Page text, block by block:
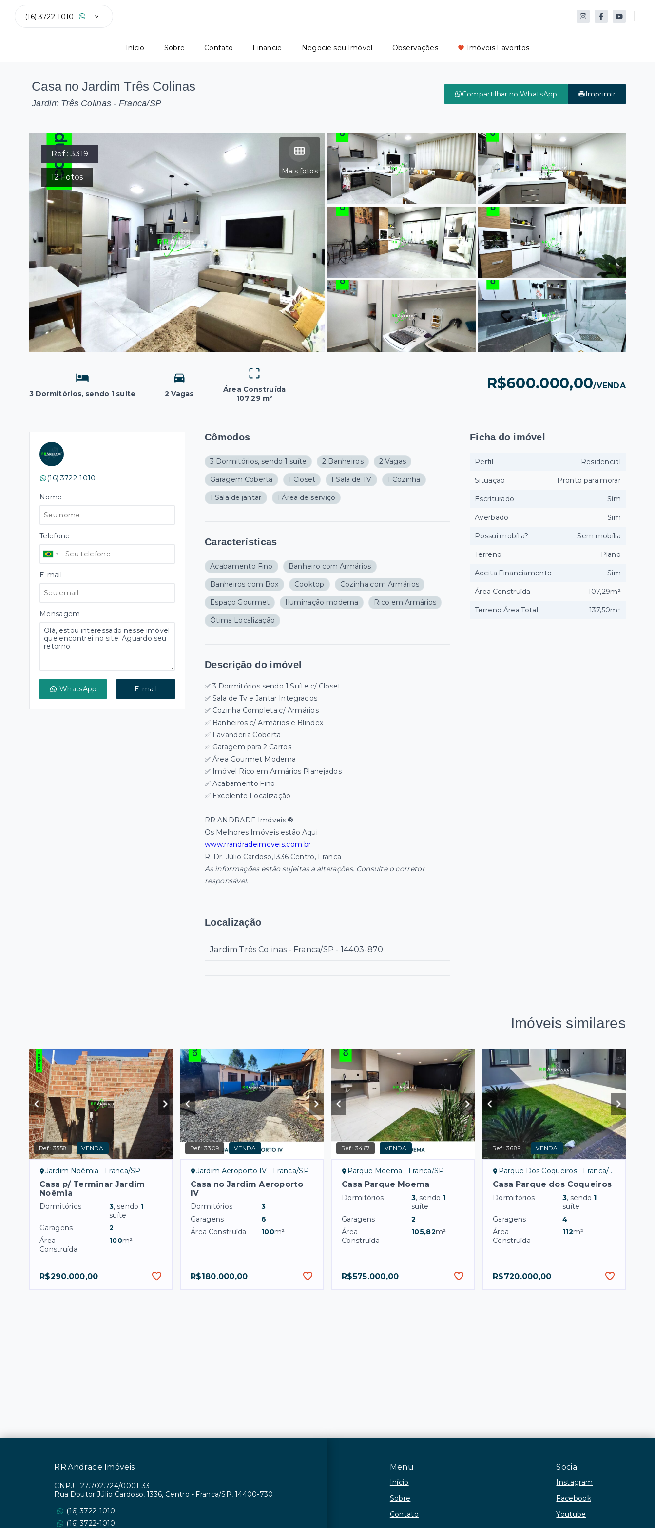
(16) 3722-1010
Início Sobre Contato Financie Negocie seu Imóvel Observações Imóveis Favoritos
Casa no Jardim Três Colinas
Jardim Três Colinas - Franca/SP
Compartilhar no WhatsApp Imprimir
Mais fotos
Ref.:3319
12Fotos
3 Dormitórios, sendo 1 suíte 2 Vagas
Área Construída
107,29 m²
R$600.000,00/VENDA
(16) 3722-1010
Nome
Telefone
E-mail
Mensagem
WhatsApp E-mail
Cômodos
3 Dormitórios, sendo 1 suíte 2 Banheiros 2 Vagas
Garagem Coberta 1 Closet 1 Sala de TV 1 Cozinha
1 Sala de jantar 1 Área de serviço
Características
Acabamento Fino Banheiro com Armários
Banheiros com Box Cooktop Cozinha com Armários
Espaço Gourmet Iluminação moderna Rico em Armários
Ótima Localização
Descrição do imóvel
✅ 3 Dormitórios sendo 1 Suíte c/ Closet
✅ Sala de Tv e Jantar Integrados
✅ Cozinha Completa c/ Armários
✅ Banheiros c/ Armários e Blindex
✅ Lavanderia Coberta
✅ Garagem para 2 Carros
✅ Área Gourmet Moderna
✅ Imóvel Rico em Armários Planejados
✅ Acabamento Fino
✅ Excelente Localização
RR ANDRADE Imóveis ®
Os Melhores Imóveis estão Aqui
www.rrandradeimoveis.com.br
R. Dr. Júlio Cardoso,1336 Centro, Franca
As informações estão sujeitas a alterações. Consulte o corretor
responsável.
Localização
Jardim Três Colinas - Franca/SP - 14403-870
Ficha do imóvel
Perfil Residencial
Situação Pronto para morar
Escriturado Sim
Averbado Sim
Possui mobília? Sem mobília
Terreno Plano
Aceita Financiamento Sim
Área Construída 107,29m²
Terreno Área Total 137,50m²
Imóveis similares
Ref.:3558 VENDA
Jardim Noêmia - Franca/SP
Casa p/ Terminar Jardim
Noêmia
Dormitórios 3, sendo 1
suíte
Garagens
2
Área
Construída
100m²
R$290.000,00
Ref.:3309 VENDA
Jardim Aeroporto IV - Franca/SP
Casa no Jardim Aeroporto
IV
Dormitórios
3
Garagens
6
Área Construída
100m²
R$180.000,00
Ref.:3467 VENDA
Parque Moema - Franca/SP
Casa Parque Moema
Dormitórios 3, sendo 1
suíte
Garagens
2
Área
Construída
105,82m²
R$575.000,00
Ref.:3689 VENDA
Parque Dos Coqueiros - Franca/SP
Casa Parque dos Coqueiros
Dormitórios 3, sendo 1
suíte
Garagens
4
Área
Construída
112m²
R$720.000,00
Menu
Início
Sobre
Contato
Social
Instagram
Facebook
Youtube
RR Andrade Imóveis
CNPJ - 27.702.724/0001-33
Rua Doutor Júlio Cardoso, 1336, Centro - Franca/SP, 14400-730
(16) 3722-1010
(16) 3722-1010